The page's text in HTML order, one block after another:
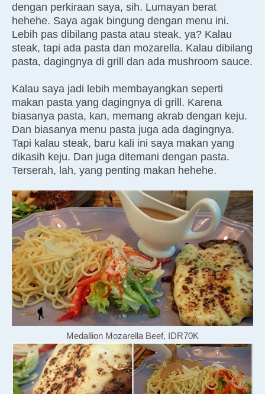
dengan perkiraan saya, sih. Lumayan berat
hehehe. Saya agak bingung dengan menu ini.
Lebih pas dibilang pasta atau steak, ya? Kalau
steak, tapi ada pasta dan mozarella. Kalau dibilang
pasta, dagingnya di grill dan ada mushroom sauce.
Kalau saya jadi lebih membayangkan seperti
makan pasta yang dagingnya di grill. Karena
biasanya pasta, kan, memang akrab dengan keju.
Dan biasanya menu pasta juga ada dagingnya.
Tapi kalau steak, baru kali ini saya makan yang
dikasih keju. Dan juga ditemani dengan pasta.
Terserah, lah, yang penting makan hehehe.
Medallion Mozarella Beef, IDR70K